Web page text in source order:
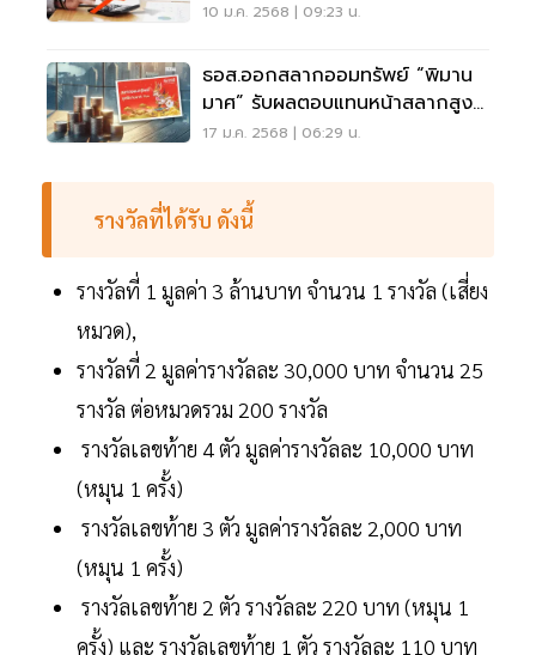
10 ม.ค. 2568 | 09:23 น.
ธอส.ออกสลากออมทรัพย์ “พิมาน
มาศ” รับผลตอบแทนหน้าสลากสูง
1.25%
17 ม.ค. 2568 | 06:29 น.
รางวัลที่ได้รับ ดังนี้
รางวัลที่ 1 มูลค่า 3 ล้านบาท จำนวน 1 รางวัล (เสี่ยง
หมวด),
รางวัลที่ 2 มูลค่ารางวัลละ 30,000 บาท จำนวน 25
รางวัล ต่อหมวดรวม 200 รางวัล
รางวัลเลขท้าย 4 ตัว มูลค่ารางวัลละ 10,000 บาท
(หมุน 1 ครั้ง)
รางวัลเลขท้าย 3 ตัว มูลค่ารางวัลละ 2,000 บาท
(หมุน 1 ครั้ง)
รางวัลเลขท้าย 2 ตัว รางวัลละ 220 บาท (หมุน 1
ครั้ง) และ รางวัลเลขท้าย 1 ตัว รางวัลละ 110 บาท